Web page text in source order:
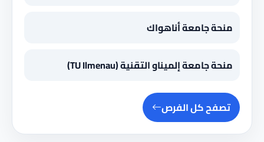
منحة جامعة أناهواك
منحة جامعة إلميناو التقنية (TU Ilmenau)
تصفح كل الفرص